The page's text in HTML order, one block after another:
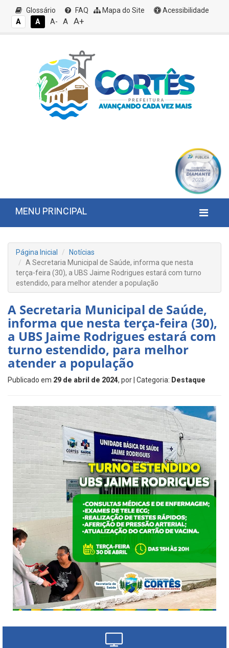
Glossário FAQ Mapa do Site
Acessibilidade
A
A A- A A+
MENU PRINCIPAL
Página Inicial
Notícias
A Secretaria Municipal de Saúde, informa que nesta
terça-feira (30), a UBS Jaime Rodrigues estará com turno
estendido, para melhor atender a população
A Secretaria Municipal de Saúde,
informa que nesta terça-feira (30),
a UBS Jaime Rodrigues estará com
turno estendido, para melhor
atender a população
Publicado em 29 de abril de 2024, por | Categoria: Destaque